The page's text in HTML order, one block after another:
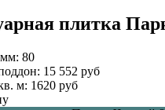
плитка
80
15 552 руб
м: 1620 руб